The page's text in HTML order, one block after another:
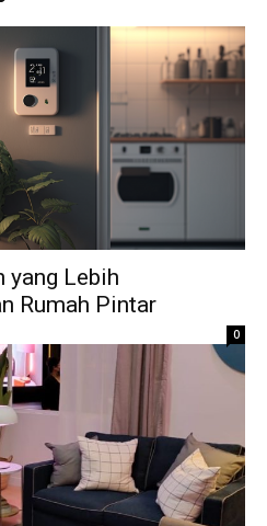
yang Lebih
Rumah Pintar
0